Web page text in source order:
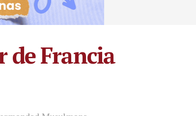
de Francia